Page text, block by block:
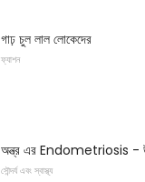
গাঢ় চুল লাল লোকেদের
ফ্যাশন
অন্ত্র এর Endometriosis -
সৌন্দর্য এবং স্বাস্থ্য